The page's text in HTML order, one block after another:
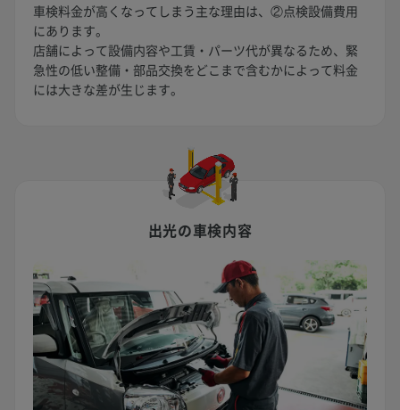
車検料金が高くなってしまう主な理由は、②点検設備費用
にあります。
店舗によって設備内容や工賃・パーツ代が異なるため、緊
急性の低い整備・部品交換をどこまで含むかによって料金
には大きな差が生じます。
出光の車検内容